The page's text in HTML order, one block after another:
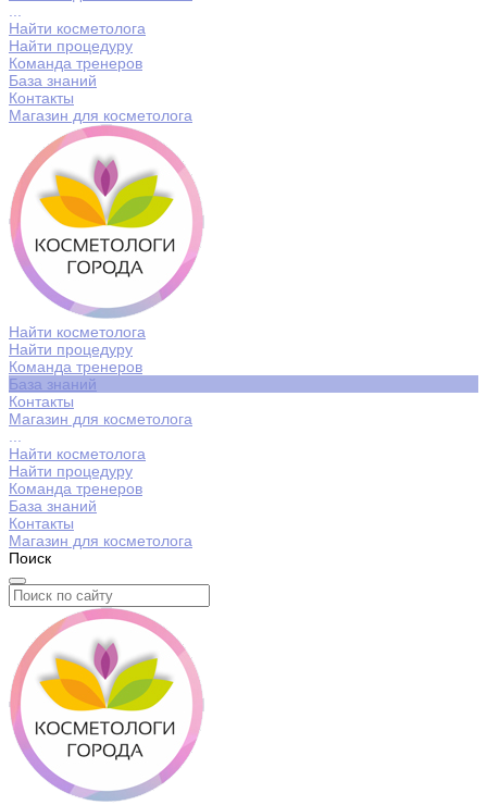
Найти косметолога
Найти процедуру
Команда тренеров
База знаний
Контакты
Магазин для косметолога
Найти косметолога
Найти процедуру
Команда тренеров
База знаний
Контакты
Магазин для косметолога
Найти косметолога
Найти процедуру
Команда тренеров
База знаний
Контакты
Магазин для косметолога
Поиск